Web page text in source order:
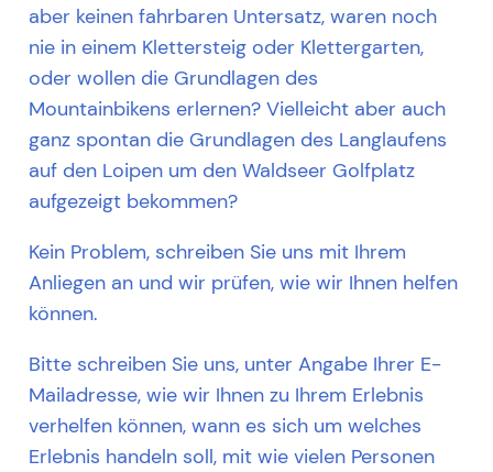
aber keinen fahrbaren Untersatz, waren noch
nie in einem Klettersteig oder Klettergarten,
oder wollen die Grundlagen des
Mountainbikens erlernen? Vielleicht aber auch
ganz spontan die Grundlagen des Langlaufens
auf den Loipen um den Waldseer Golfplatz
aufgezeigt bekommen?
Kein Problem, schreiben Sie uns mit Ihrem
Anliegen an und wir prüfen, wie wir Ihnen helfen
können.
Bitte schreiben Sie uns, unter Angabe Ihrer E-
Mailadresse, wie wir Ihnen zu Ihrem Erlebnis
verhelfen können, wann es sich um welches
Erlebnis handeln soll, mit wie vielen Personen